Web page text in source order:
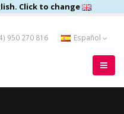
Click to change
950 270 816 Español